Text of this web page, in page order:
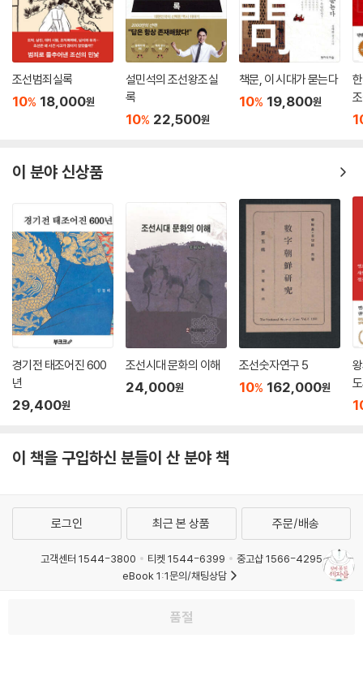
력과 부조리로 점철된 개국 초의 혼란기를 마감하고 평화와 소통의 정치를
펼칠 수성군주를 원하고 있었다. 역사와 시대의 거스를 수 없는 흐름 속에
양녕대군은 호방한 북방민족적 가치관과 함께 좌절했던 것이다.
▶ 비정한 아버지와 거대한 역사의 소용돌이 앞에서
조선왕조 27명의 세자 가운데 가장 비극적인 삶은 산 사람은 누구일까? 8
년간의 볼모살이, 천신만고 ?에 고국에 돌아왔지만 냉혹한 아버지의 경계
은 누구도 예측할 수 없었던 역사의 소용돌이에 휘말려 심양에서 볼모살이
를 했던 사실, 그 자체에 원인이 있다. 함께 볼모살이를 했으면서도 소현세
자처럼 공식적으로 나서지 않아도 되었던 봉림대군(효종)이 주로 동정과
연민을 얻었던 것과 비교하면 소현세자의 처지는 몇 배나 어려웠다. 청나
라의 무리한 요구를 겨우겨우 줄여놓아도 조선에서는 ‘세자가 심양에서 하
는 일이 무어냐’고 하기 일쑤였다. 게다가 그의 아버지 인조는 유달리 비정
하고 경계가 심한 사람이었다. 오죽하면 소현세자가 아버지 인조의 손에
독살됐다, 인조가 던진 벼루에 맞아 죽었다는 말까지 있을까? 이런 이야기
는 사실이 아닐 가능성이 크지만, 소현세자의 사후 아내와 세 아들이 모두
아버지의 손에 죽임을 당하는 비극을 겪어야 했다.
▶ 영조는 왜 친아들을 죽였는가? 사도세자는 정말로 뒤주에서 죽었을까?
저자는 조선왕조실록, 한중록 및 여러 사료를 조목조목 분석하는 한편, 영
조와 사도세자의 내면 심리를 따라가는 방법으로 조선왕조 역사상 가장 엽
죽이려 하지는 않았고, 뒤주에 가둔 것도 잠깐이었을 것이라고 추측한다.
처럼 처참한 상황이 벌어지고 있는 것치고는 급박한 분위기가 느껴지지 않
는다. 뒤주를 언급하는 유일한 사료인 한중록을 쓴 혜경궁 홍씨는 당시 친
정으로 보내졌기 때문에 실제 상황을 지켜보지는 못했다.
자리가 주는 압박감과 그것을 버티지 못하는 기질 때문에 벌어졌다. 그는
조선범죄실록
10% 18,000원
설민석의 조선왕조실
록
10% 22,500원
책문, 이 시대가 묻는다
10% 19,800원
이 분야 신상품
경기전 태조어진 600
년
29,400원
조선시대 문화의 이해
24,000원
조선숫자연구 5
10% 162,000원
이 책을 구입하신 분들이 산 분야 책
품절
로그인 최근 본 상품 주문/배송
고객센터 1544-3800 티켓 1544-6399
중고샵 1566-4295
eBook 1:1문의/채팅상담
개인정보처리방침